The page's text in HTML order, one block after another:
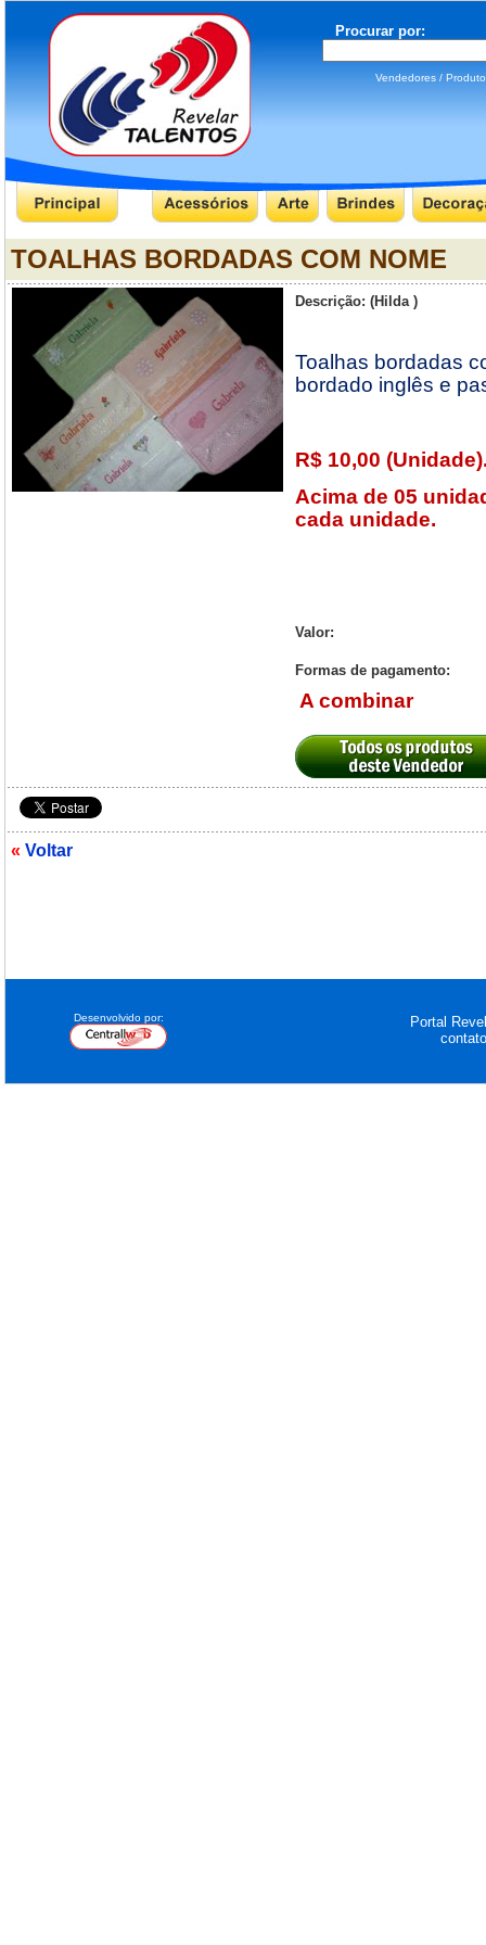
Procurar por:
Vendedores /
TOALHAS BORDADAS COM NOME
Descrição: (Hilda )
Toalhas bordadas
bordado inglês e
R$ 10,00
Acima de 05
cada unidade.
Valor:
Formas de pagamento:
A combinar
« Voltar
Desenvolvido por:
Portal